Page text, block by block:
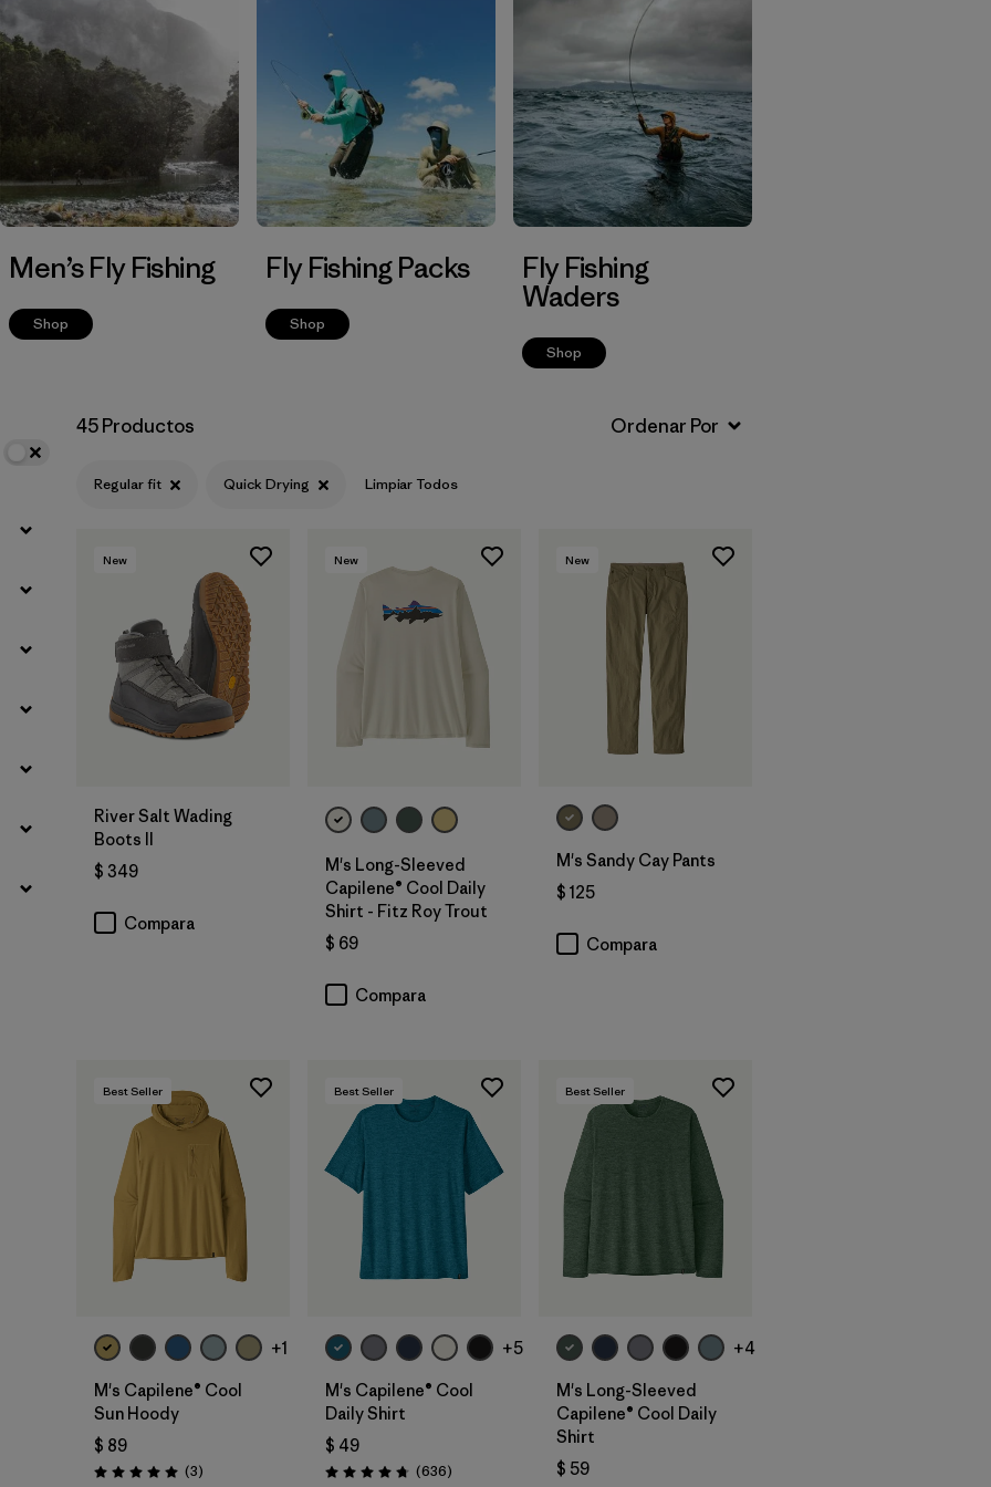
Filtrar por
Materials & Fabric
Men’s Fly Fishing
Shop
Fly Fishing Packs
Shop
Fly Fishing
Waders
Shop
45 Productos
Regular fit Quick Drying Limpiar Todos
New
River Salt Wading
Boots II
$ 349
Compara
New
M's Long-Sleeved
Capilene® Cool Daily
Shirt - Fitz Roy Trout
$ 69
Compara
New
M's Sandy Cay Pants
$ 125
Compara
Best Seller
+1
M's Capilene® Cool
Sun Hoody
$ 89
Valoración: 5.0 / 5
(3Comentarios
)
Best Seller
+5
M's Capilene® Cool
Daily Shirt
$ 49
Valoración: 4.7 / 5
(636Comentarios
)
Best Seller
+4
M's Long-Sleeved
Capilene® Cool Daily
Shirt
$ 59